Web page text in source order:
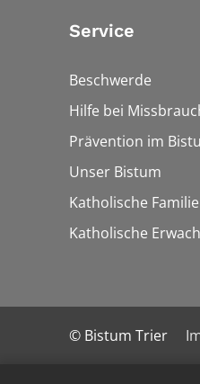
Service
Beschwerde
Hilfe bei
Prävention im
Unser Bistum
Katholische
Katholische
© Bistum Trier